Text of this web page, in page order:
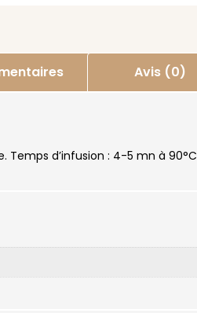
Avis (0)
d’infusion : 4-5 mn à 90°C